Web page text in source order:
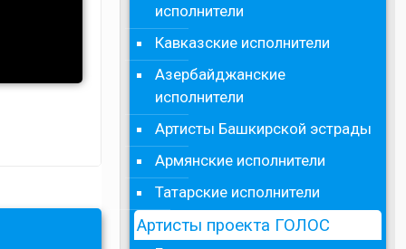
исполнители
Кавказские исполнители
Азербайджанские
исполнители
Артисты Башкирской эстрады
Армянские исполнители
Татарские исполнители
Артисты проекта ГОЛОС